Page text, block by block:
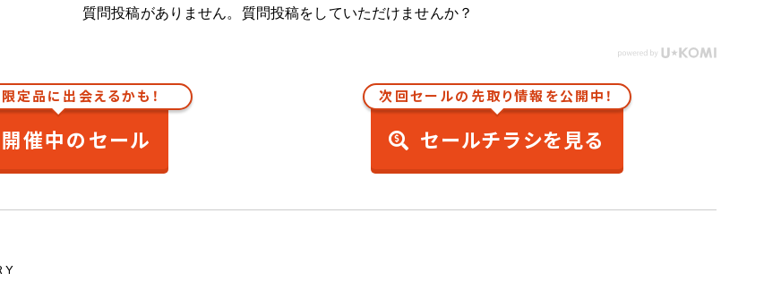
質問投稿がありません。質問投稿をしていただけませんか？
定品に出会えるかも！
開催中のセール
次回セールの先取り情報を公開中！
セールチラシを見る